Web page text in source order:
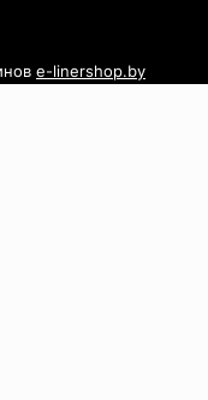
e-linershop.by